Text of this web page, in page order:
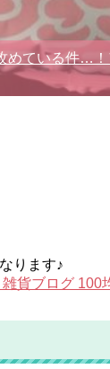
めている件…
ります♪